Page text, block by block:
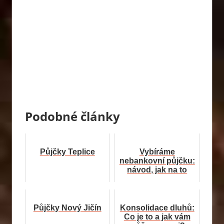
Podobné články
Půjčky Teplice
Vybíráme
nebankovní půjčku:
návod, jak na to
Půjčky Nový Jičín
Konsolidace dluhů:
Co je to a jak vám